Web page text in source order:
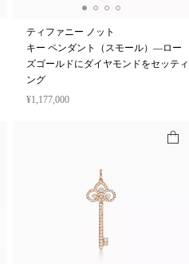
ティファニー ノット
キー ペンダント（スモール）—ロー
ズゴールドにダイヤモンドをセッティ
ング
¥1,177,000